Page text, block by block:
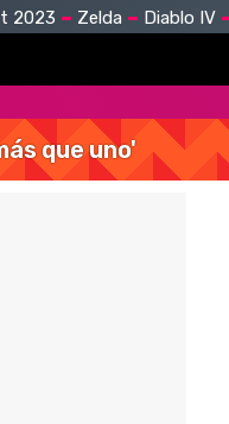
2023 Zelda Diablo IV
que uno'